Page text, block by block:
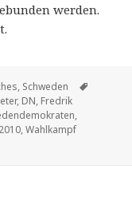
werden.
, Schweden
, DN, Fredrik
,
,Wahlkampf